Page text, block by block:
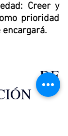
Creer y
prioridad
DE